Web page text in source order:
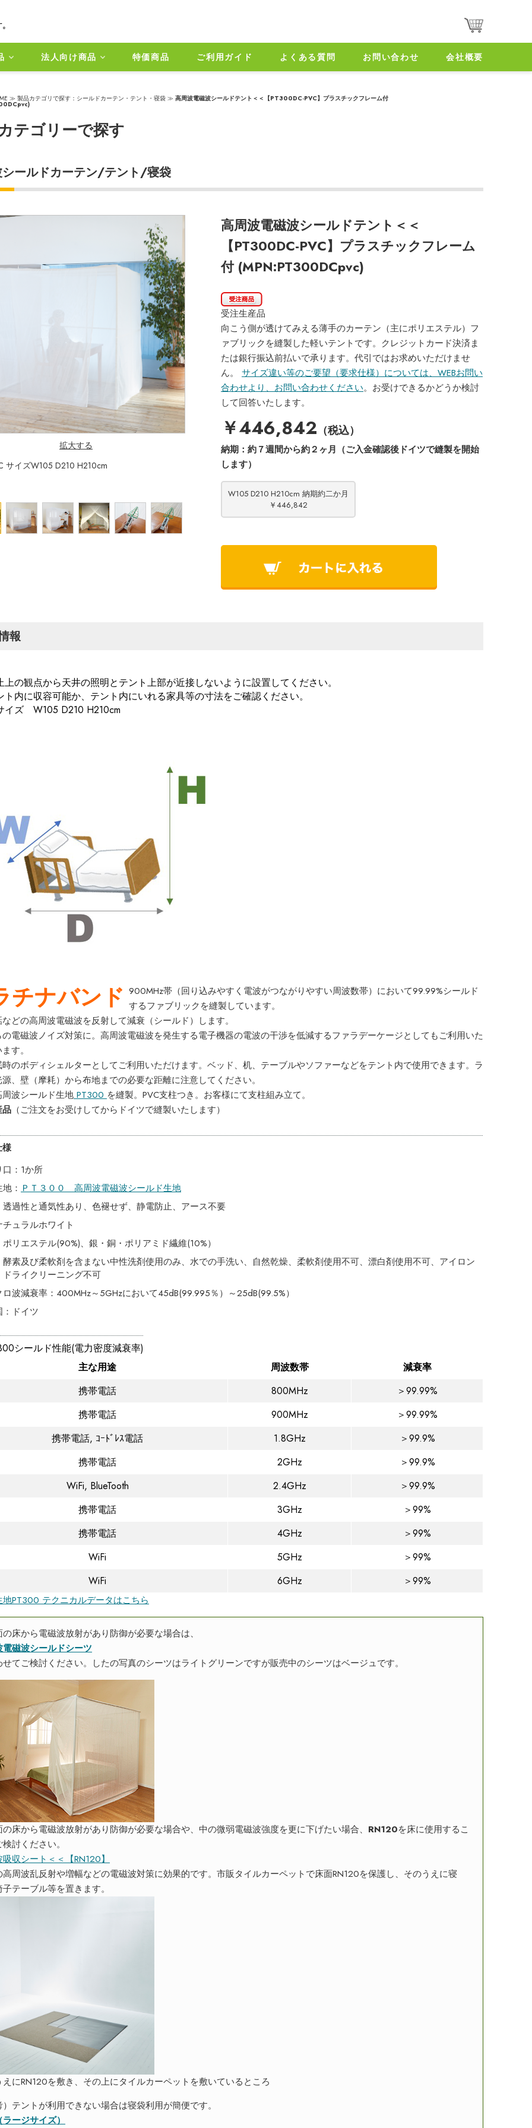
法人向け商品 特価商品 ご利用ガイド よくある質問 お問い合わせ 会社概要
テゴリーで探す
ールドカーテン/テント/寝袋
拡大する
サイズW105 D210 H210cm
拡大する
PT300DC出入口をおろしたところ
高周波電磁波シールドテント＜＜
【PT300DC-PVC】プラスチックフレーム
付 (MPN:PT300DCpvc)
受注生産品
向こう側が透けてみえる薄手のカーテン（主にポリエステル）フ
ァブリックを縫製した軽いテントです。クレジットカード決済ま
たは銀行振込前払いで承ります。代引ではお求めいただけませ
ん。 サイズ違い等のご要望（要求仕様）については、WEBお問い
合わせより、お問い合わせください。お受けできるかどうか検討
して回答いたします。
￥446,842 （税込）
納期： 約７週間から約２ヶ月（ご入金確認後ドイツで縫製を開始
します）
W105 D210 H210cm 納期約二か月
￥446,842
報
上の観点から天井の照明とテント上部が近接しないように設置してください。
ト内に収容可能か、テント内にいれる家具等の寸法をご確認ください。
イズ W105 D210 H210cm
チナバンド 900MHz帯（回り込みやすく電波がつながりやすい周波数帯）において99.99%シールド
するファブリックを縫製しています。
どの高周波電磁波を反射して減衰（シールド）します。
電磁波ノイズ対策に。高周波電磁波を発生する電子機器の電波の干渉を低減するファラデーケージとしてもご利用いた
す。
のボディシェルターとしてご利用いただけます。ベッド、机、テーブルやソファーなどをテント内で使用できます。ラ
、壁（摩耗）から布地までの必要な距離に注意してください。
波シールド生地 PT300 を縫製。PVC支柱つき。お客様にて支柱組み立て。
品 （ご注文をお受けしてからドイツで縫製いたします）
様
：1か所
： ＰＴ３００ 高周波電磁波シールド生地
透過性と通気性あり、色褪せず、静電防止、アース不要
ュラルホワイト
リエステル(90%)、銀・銅・ポリアミド繊維(10%）
酵素及び柔軟剤を含まない中性洗剤使用のみ、水での手洗い、自然乾燥、柔軟剤使用不可、漂白剤使用不可、アイロン
ドライクリーニング不可
ロ波減衰率：400MHz～5GHzにおいて45dB(99.995％）～25dB(99.5%）
：ドイツ
シールド性能(電力密度減衰率)
主な用途
周波数帯
減衰率
携帯電話
800MHz
＞99.99%
携帯電話
900MHz
＞99.99%
携帯電話, ｺｰﾄﾞﾚｽ電話
1.8GHz
＞99.9%
携帯電話
2GHz
＞99.9%
WiFi, BlueTooth
2.4GHz
＞99.9%
携帯電話
3GHz
＞99%
携帯電話
4GHz
＞99%
WiFi
5GHz
＞99%
WiFi
6GHz ＞99%
地PT300 テクニカルデータはこちら
床から電磁波放射があり防御が必要な場合は、
電磁波シールドシーツ
てご検討ください。したの写真のシーツはライトグリーンですが販売中のシーツはベージュです。
床から電磁波放射があり防御が必要な場合や、中の微弱電磁波強度を更に下げたい場合、 RN120を床に使用するこ
討ください。
収シート＜＜【RN120】
高周波乱反射や増幅などの電磁波対策に効果的です。市販タイルカーペットで床面RN120を保護し、そのうえに寝
テーブル等を置きます。
えにRN120を敷き、その上にタイルカーペットを敷いているところ
テントが利用できない場合は寝袋利用が簡便です。
ージサイズ）
≫ 製品カテゴリで探す： シールドカーテン・テント・寝袋 ≫ 高周波電磁波シールドテント＜＜【PT300DC-PVC】プラスチックフレーム付